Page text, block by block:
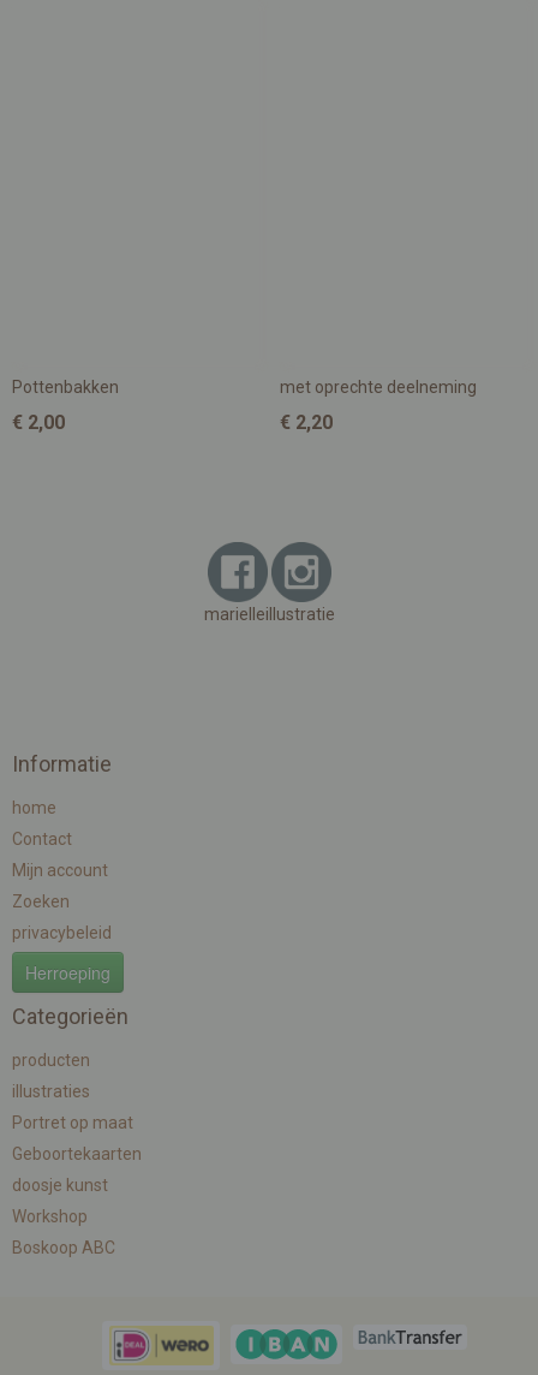
Pottenbakken
€ 2,00
met oprechte deelneming
€ 2,20
marielleillustratie
Informatie
home
Contact
Mijn account
Zoeken
privacybeleid
Herroeping
Categorieën
producten
illustraties
Portret op maat
Geboortekaarten
doosje kunst
Workshop
Boskoop ABC